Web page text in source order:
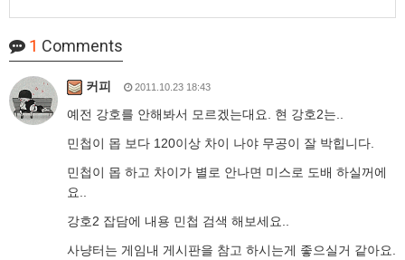
1 Comments
커피 2011.10.23 18:43
예전 강호를 안해봐서 모르겠는대요. 현 강호2는..
민첩이 몹 보다 120이상 차이 나야 무공이 잘 박힙니다.
민첩이 몹 하고 차이가 별로 안나면 미스로 도배 하실꺼에
요..
강호2 잡담에 내용 민첩 검색 해보세요..
사냥터는 게임내 게시판을 참고 하시는게 좋으실거 같아요.